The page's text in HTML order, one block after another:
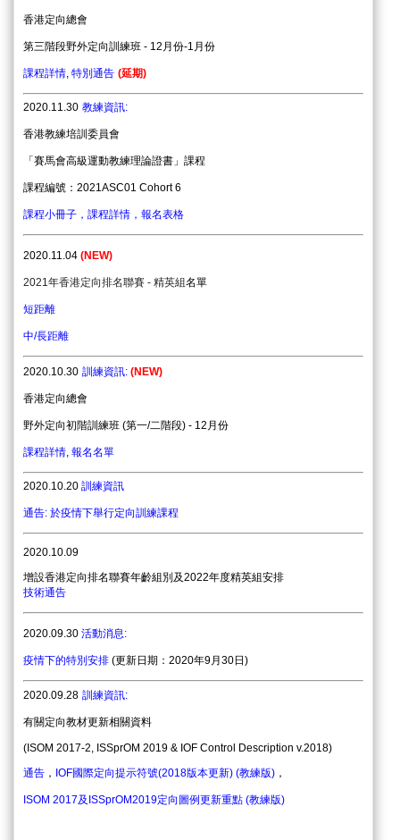
香港定向總會
第三階段野外定向訓練班 - 12月份-1月份
課程詳情 特別通告 (延期)
2020.11.30 教練資訊:
香港教練培訓委員會
「賽馬會高級運動教練理論證書」課程
課程編號： 2021ASC01 Cohort 6
課程小冊子 ， 課程詳情 ， 報名表格
2020.11.04 (NEW)
2021年香港定向排名聯賽 - 精英組名單
短距離
中/長距離
2020.10.30 訓練資訊: (NEW)
香港定向總會
野外定向初階訓練班 (第一/二階段) - 12 月份
課程詳情 報名名單
2020.10.20 訓練資訊
通告: 於疫情下舉行定向訓練課程
2020.10.09
增設香港定向排名聯賽年齡組別及2022年度精英組安排
技術通告
2020.09.30 活動消息:
疫情下的特別安排 (更新日期：2020年9月30日)
2020.09.28 訓練資訊:
有關定向教材更新相關資料
(ISOM 2017-2, ISSprOM 2019 & IOF Control Description v.2018)
通告 ， IOF國際定向提示符號(2018版本更新) (教練版) ，
ISOM 2017及ISSprOM2019定向圖例更新重點 (教練版)